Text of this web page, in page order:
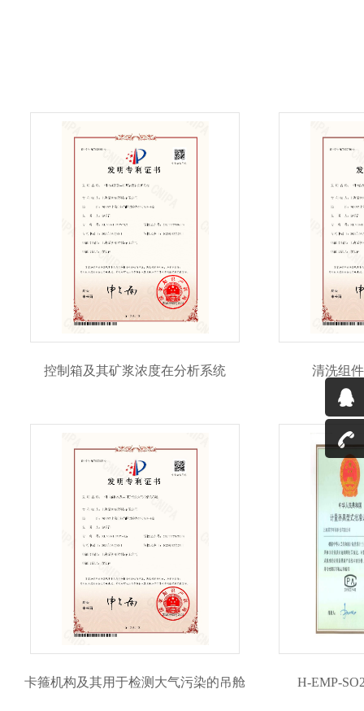
控制箱及其矿浆浓度在分析系统 清洗组
卡箍机构及其用于检测大气污染的吊舱 H-EMP-